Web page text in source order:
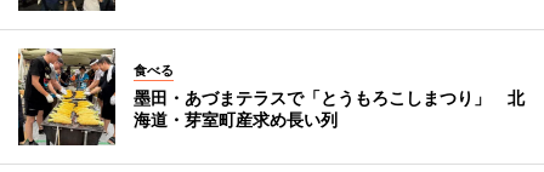
食べる
墨田・あづまテラスで「とうもろこしまつり」 北
海道・芽室町産求め長い列